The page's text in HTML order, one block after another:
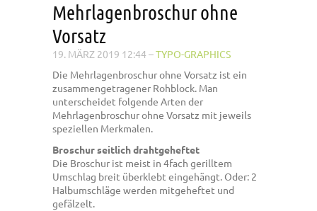
Mehrlagenbroschur ohne
Vorsatz
19. MÄRZ 2019 12:44 –TYPO-GRAPHICS
Die Mehrlagenbroschur ohne Vorsatz ist ein
zusammengetragener Rohblock. Man
unterscheidet folgende Arten der
Mehrlagenbroschur ohne Vorsatz mit jeweils
speziellen Merkmalen.
Broschur seitlich drahtgeheftet
Die Broschur ist meist in 4fach gerilltem
Umschlag breit überklebt eingehängt. Oder: 2
Halbumschläge werden mitgeheftet und
gefälzelt.